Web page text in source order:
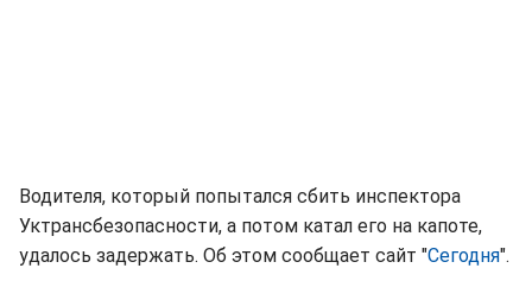
Водителя, который попытался сбить инспектора
Уктрансбезопасности, а потом катал его на капоте,
удалось задержать. Об этом сообщает сайт "Сегодня".